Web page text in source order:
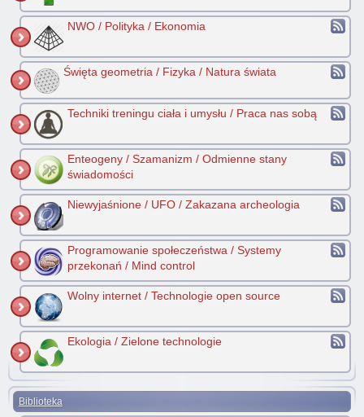
NWO / Polityka / Ekonomia
Święta geometria / Fizyka / Natura świata
Techniki treningu ciała i umysłu / Praca nas sobą
Enteogeny / Szamanizm / Odmienne stany
świadomości
Niewyjaśnione / UFO / Zakazana archeologia
Programowanie społeczeństwa / Systemy
przekonań / Mind control
Wolny internet / Technologie open source
Ekologia / Zielone technologie
Biblioteka